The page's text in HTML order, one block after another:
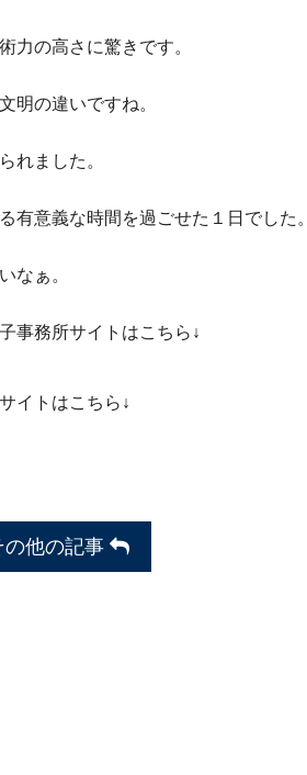
力の高さに驚きです。
明の違いですね。
れました。
有意義な時間を過ごせた１日でした。
なぁ。
事務所サイトはこちら↓
イトはこちら↓
の他の記事